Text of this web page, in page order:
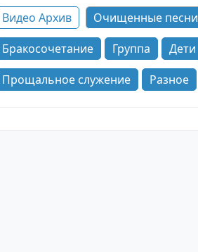
Видео Архив Очищенные песни
Бракосочетание
Группа Дети
Прощальное служение
Разное